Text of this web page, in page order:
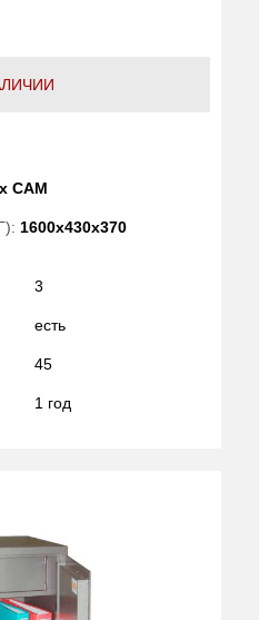
САМ
1600x430x370
3
есть
45
1 год